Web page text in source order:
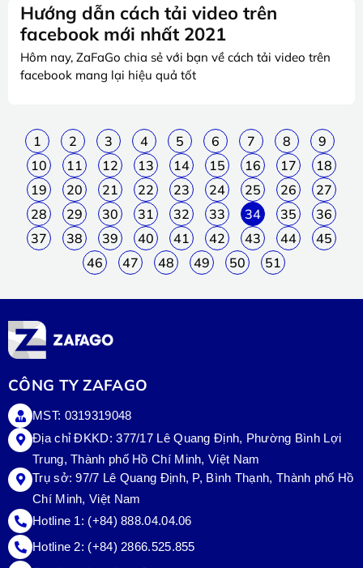
Hướng dẫn cách tải video trên
facebook mới nhất 2021
Hôm nay, ZaFaGo chia sẻ với bạn về cách tải video trên
facebook mang lại hiệu quả tốt
1 2 3 4 5 6 7 8
9
10
11 12 13 14 15 16 17
18
19
20 21 22 23 24 25 26
27
28
29 30 31 32 33 34 35
36
37
38 39 40 41 42 43 44
45
46
47 48 49 50 51
CÔNG TY ZAFAGO
MST: 0319319048
Địa chỉ ĐKKD: 377/17 Lê Quang Định, Phường Bình Lợi
Trung, Thành phố Hồ Chí Minh, Việt Nam
Trụ sở:97/7 Lê Quang Định, P, Bình Thạnh, Thành phố Hồ
Chí Minh, Việt Nam
Hotline 1: (+84) 888.04.04.06
Hotline 2: (+84) 2866.525.855